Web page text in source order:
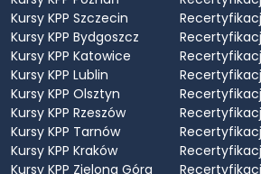
Kursy KPP Szczecin
Kursy KPP Bydgoszcz
Kursy KPP Katowice
Kursy KPP Lublin
Kursy KPP Olsztyn
Kursy KPP Rzeszów
Kursy KPP Tarnów
Kursy KPP Kraków
Kursy KPP Zielona Góra